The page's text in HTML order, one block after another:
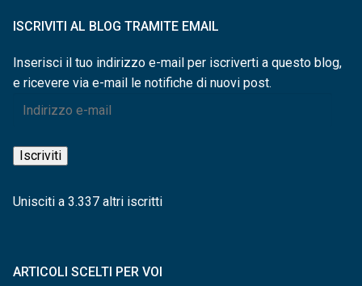
ISCRIVITI AL BLOG TRAMITE EMAIL
Inserisci il tuo indirizzo e-mail per iscriverti a questo blog,
e ricevere via e-mail le notifiche di nuovi post.
Indirizzo
mail
Iscriviti
Unisciti a 3.337 altri iscritti
ARTICOLI SCELTI PER VOI